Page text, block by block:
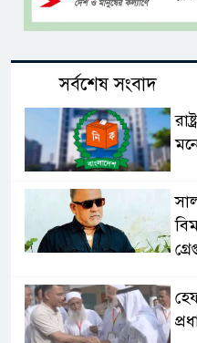
সর্বশেষ সংবাদ